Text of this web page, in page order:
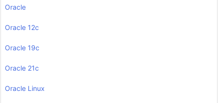
Oracle
Oracle 12c
Oracle 19c
Oracle 21c
Oracle Linux